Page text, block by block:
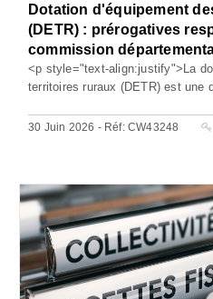
Dotation d'équipement
(DETR) : prérogatives
commission
<p style="text-align:justify">La
territoires ruraux (DETR) est une
30 Juin 2026 - Réf: CW43248